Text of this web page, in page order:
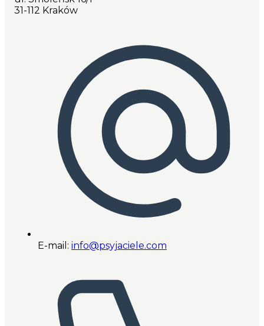
31-112 Kraków
E-mail: info@psyjaciele.com